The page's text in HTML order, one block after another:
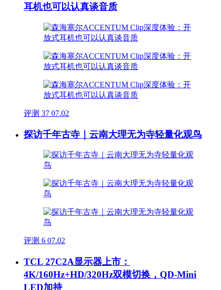
耳机也可以认真谈音质
评测 37 07.02
探访千年古寺｜云南大理无为寺轻量化观鸟
评测 6 07.02
TCL 27C2A显示器上市：
4K/160Hz+HD/320Hz双模切换，QD-Mini
LED加持